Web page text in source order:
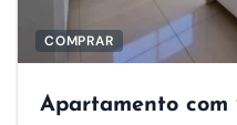
COMPRAR
Apartamento com